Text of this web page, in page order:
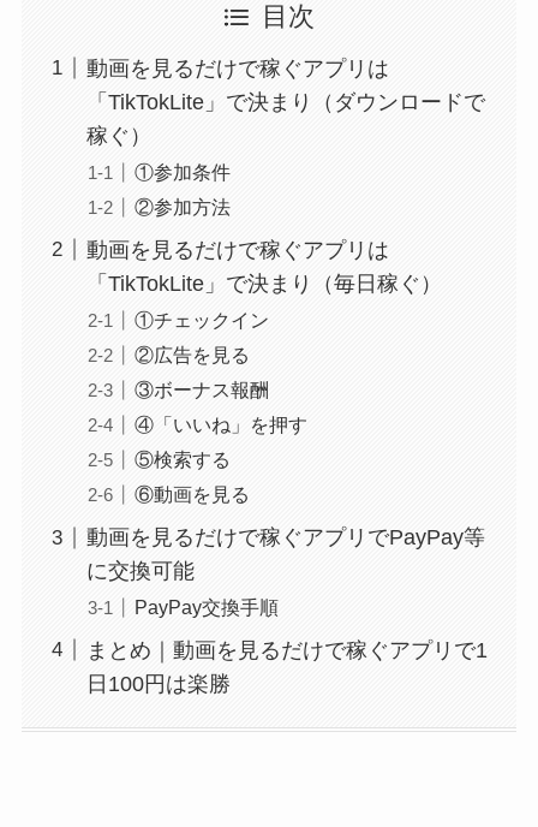
目次
動画を見るだけで稼ぐアプリは
「TikTokLite」で決まり（ダウンロードで
稼ぐ）
①参加条件
②参加方法
動画を見るだけで稼ぐアプリは
「TikTokLite」で決まり（毎日稼ぐ）
①チェックイン
②広告を見る
③ボーナス報酬
④「いいね」を押す
⑤検索する
⑥動画を見る
動画を見るだけで稼ぐアプリでPayPay等
に交換可能
PayPay交換手順
まとめ｜動画を見るだけで稼ぐアプリで1
日100円は楽勝